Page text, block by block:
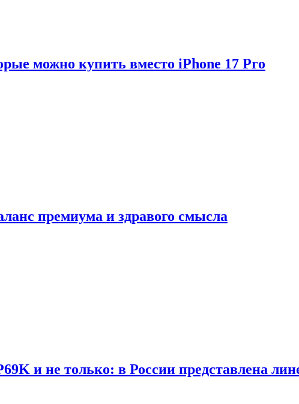
можно купить вместо iPhone 17 Pro
премиума и здравого смысла
и не только: в России представлена